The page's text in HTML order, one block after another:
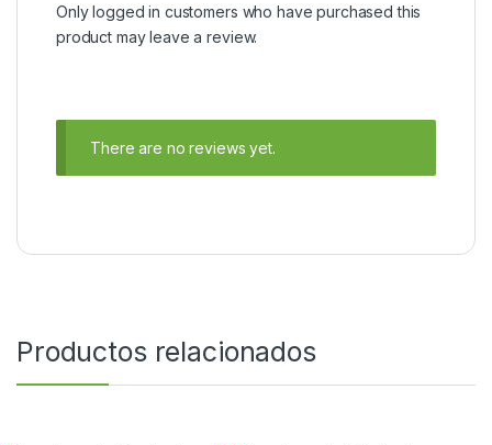
Only logged in customers who have purchased this
product may leave a review.
There are no reviews yet.
Productos relacionados